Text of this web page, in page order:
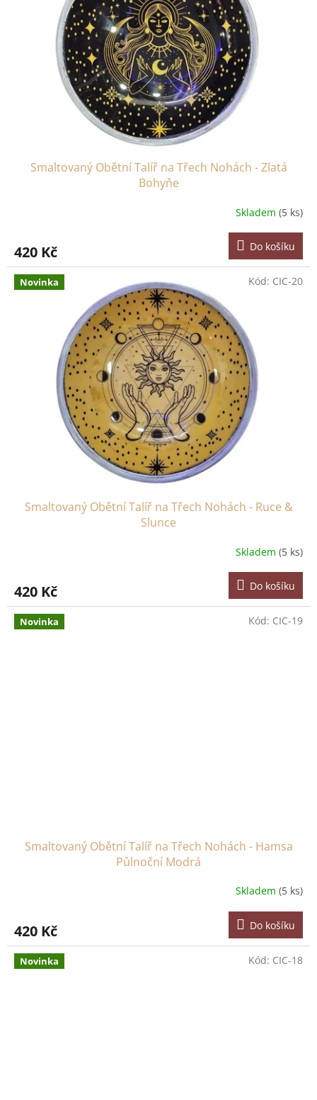
Smaltovaný Obětní Talíř na Třech Nohách - Zlatá
Bohyňe
Skladem (5 ks)
420 Kč Do košíku
Novinka
Smaltovaný Obětní Talíř na Třech Nohách - Ruce &
Slunce
Skladem (5 ks)
420 Kč Do košíku
Kód: CIC-20
Novinka
Smaltovaný Obětní Talíř na Třech Nohách - Hamsa
Půlnoční Modrá
Skladem (5 ks)
420 Kč Do košíku
Kód: CIC-19
Novinka Kód: CIC-18